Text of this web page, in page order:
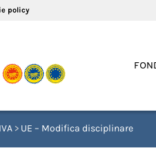
policy
> UE – Modifica disciplinare